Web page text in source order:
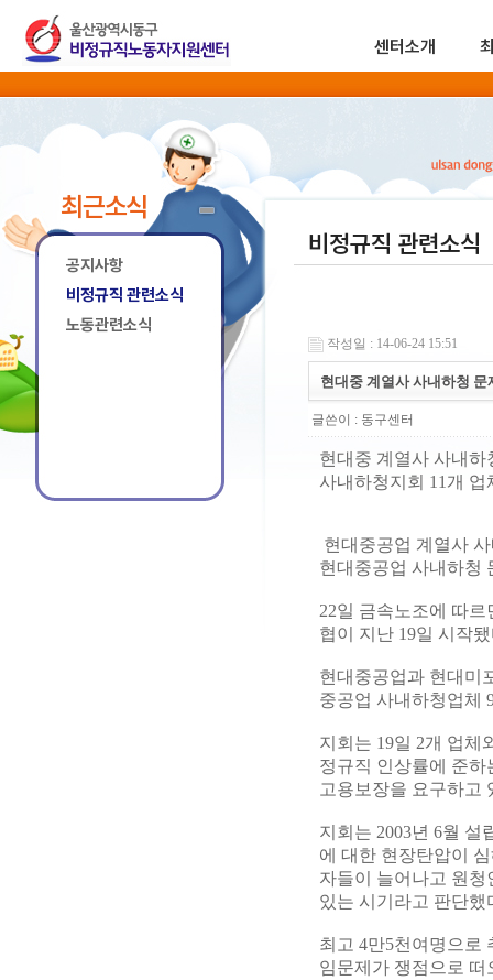
센터소개
최근소식
공지사항
비정규직 관련소식
노동관련소식
비정규직 관련소식
작성일 : 14-06-24 15:51
현대중 계열사 사내하청
글쓴이 : 동구센터
현대중 계열사 사내
사내하청지회 11개
현대중공업 계열사
현대중공업 사내하청
22일 금속노조에 따
협이 지난 19일 시작
현대중공업과 현대미
중공업 사내하청업체
지회는 19일 2개 업
정규직 인상률에 준
고용보장을 요구하고
지회는 2003년 6월
에 대한 현장탄압이
자들이 늘어나고 원
있는 시기라고 판단했
최고 4만5천여명으로
임문제가 쟁점으로